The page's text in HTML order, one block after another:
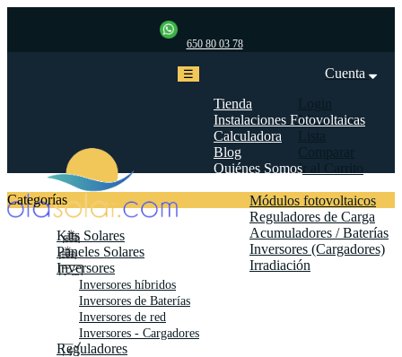
650 80 03 78
Cuenta
Mi cuenta
Ir al Carrito
Navegación
palanca
☰
Tienda
Instalaciones Fotovoltaicas
Calculadora
Blog
Quiénes Somos
Módulos fotovoltaicos
Reguladores de Carga
Acumuladores / Baterías
Inversores (Cargadores)
Irradiación
Categorías
Kits Solares
Paneles Solares
Inversores
Inversores híbridos
Inversores de Baterías
Inversores de red
Inversores - Cargadores
Reguladores